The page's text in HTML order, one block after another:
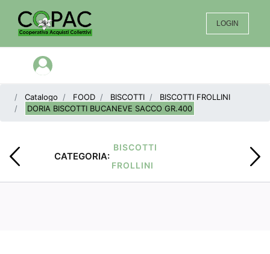
LOGIN
Open menu
Catalogo FOOD BISCOTTI
BISCOTTI FROLLINI
DORIA BISCOTTI BUCANEVE SACCO GR.400
CATEGORIA:
BISCOTTI
FROLLINI